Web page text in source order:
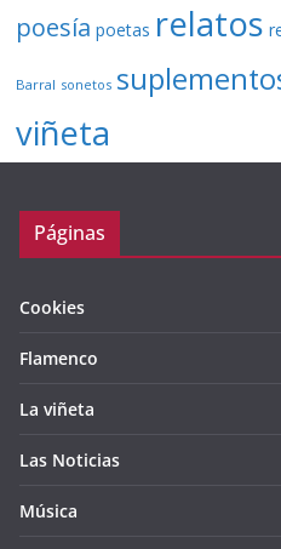
poesía poetas relatos
Barral sonetos
viñeta
Páginas
Cookies
Flamenco
La viñeta
Las Noticias
Música